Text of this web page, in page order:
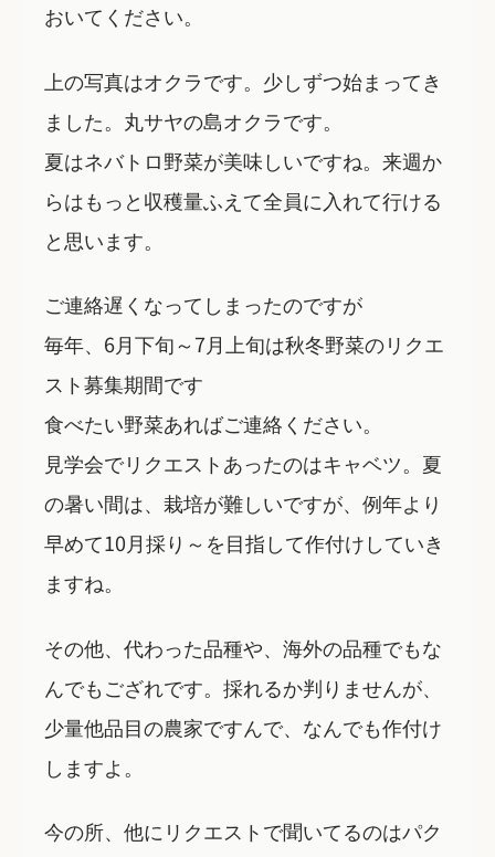
おいてください。
上の写真はオクラです。少しずつ始まってき
ました。丸サヤの島オクラです。
夏はネバトロ野菜が美味しいですね。来週か
らはもっと収穫量ふえて全員に入れて行ける
と思います。
ご連絡遅くなってしまったのですが
毎年、6月下旬～7月上旬は秋冬野菜のリクエ
スト募集期間です
食べたい野菜あればご連絡ください。
見学会でリクエストあったのはキャベツ。夏
の暑い間は、栽培が難しいですが、例年より
早めて10月採り～を目指して作付けしていき
ますね。
その他、代わった品種や、海外の品種でもな
んでもござれです。採れるか判りませんが、
少量他品目の農家ですんで、なんでも作付け
しますよ。
今の所、他にリクエストで聞いてるのはパク